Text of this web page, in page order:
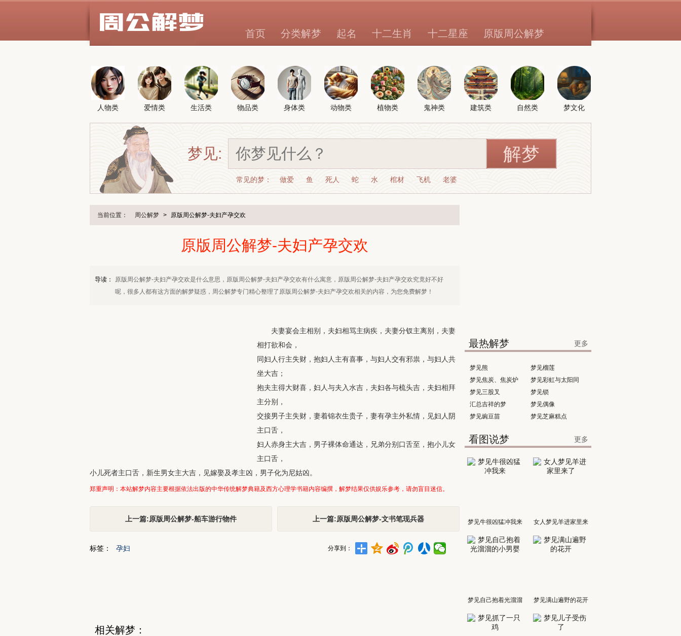
首页 分类解梦 起名 十二生肖 十二星座 原版周公解梦
人物类 爱情类 生活类 物品类 身体类 动物类 植物类 鬼神类 建筑类 自然类 梦文化
梦见:
常见的梦： 做爱 鱼 死人 蛇 水 棺材 飞机 老婆
当前位置： 周公解梦 > 原版周公解梦-夫妇产孕交欢
原版周公解梦-夫妇产孕交欢
导读：
原版周公解梦-夫妇产孕交欢是什么意思，原版周公解梦-夫妇产孕交欢有什么寓意，原版周公解梦-夫妇产孕交欢究竟好不好
呢，很多人都有这方面的解梦疑惑，周公解梦专门精心整理了原版周公解梦-夫妇产孕交欢相关的内容，为您免费解梦！
夫妻宴会主相别，夫妇相骂主病疾，夫妻分钗主离别，夫妻
相打欲和会，
同妇人行主失财，抱妇人主有喜事，与妇人交有邪祟，与妇人共
坐大吉；
抱夫主得大财喜，妇人与夫入水吉，夫妇各与梳头吉，夫妇相拜
主分别，
交接男子主失财，妻着锦衣生贵子，妻有孕主外私情，见妇人阴
主口舌，
妇人赤身主大吉，男子裸体命通达，兄弟分别口舌至，抱小儿女
主口舌，
小儿死者主口舌，新生男女主大吉，见嫁娶及孝主凶，男子化为尼姑凶。
郑重声明：本站解梦内容主要根据依法出版的中华传统解梦典籍及西方心理学书籍内容编撰，解梦结果仅供娱乐参考，请勿盲目迷信。
上一篇:原版周公解梦-船车游行物件 上一篇:原版周公解梦-文书笔现兵器
标签： 孕妇 分享到：
相关解梦：
最热解梦 更多
梦见熊
梦见榴莲
梦见焦炭、焦炭炉
梦见彩虹与太阳同
时出现
梦见三股叉
梦见锁
汇总吉祥的梦
梦见偶像
梦见豌豆苗
梦见芝麻糕点
看图说梦 更多
梦见牛很凶猛冲我来 女人梦见羊进家里来
了
梦见自己抱着光溜溜
的小男婴
梦见满山遍野的花开